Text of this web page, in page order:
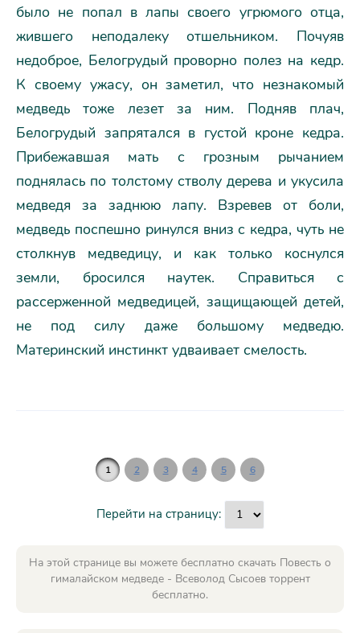
было не попал в лапы своего угрюмого отца,
жившего неподалеку отшельником. Почуяв
недоброе, Белогрудый проворно полез на кедр.
К своему ужасу, он заметил, что незнакомый
медведь тоже лезет за ним. Подняв плач,
Белогрудый запрятался в густой кроне кедра.
Прибежавшая мать с грозным рычанием
поднялась по толстому стволу дерева и укусила
медведя за заднюю лапу. Взревев от боли,
медведь поспешно ринулся вниз с кедра, чуть не
столкнув медведицу, и как только коснулся
земли, бросился наутек. Справиться с
рассерженной медведицей, защищающей детей,
не под силу даже большому медведю.
Материнский инстинкт удваивает смелость.
1 2 3 4 5 6
Перейти на страницу:
На этой странице вы можете бесплатно скачать Повесть о
гималайском медведе - Всеволод Сысоев торрент
бесплатно.